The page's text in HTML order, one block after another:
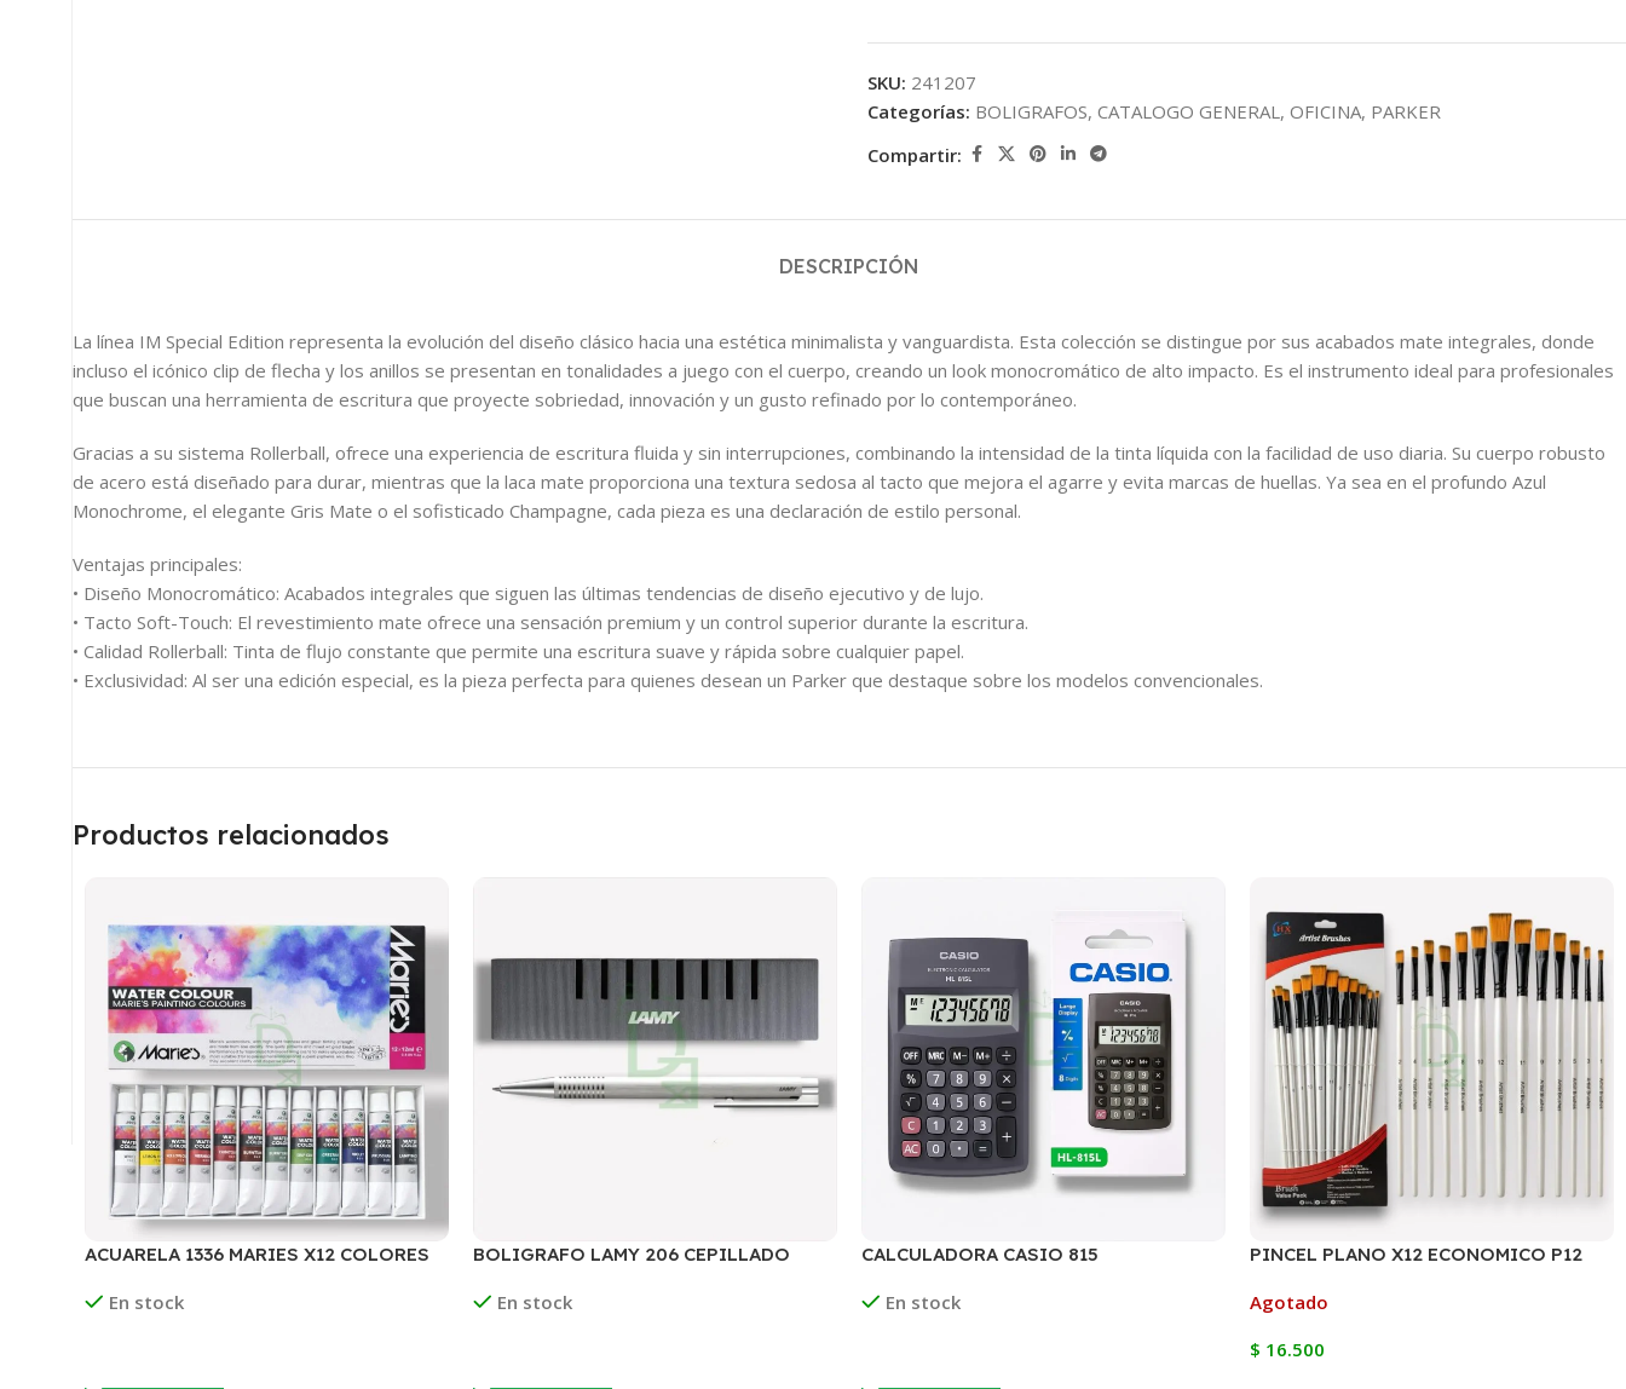
SKU: 241207
Categorías: BOLIGRAFOS, CATALOGO GENERAL, OFICINA, PARKER
Compartir:
DESCRIPCIÓN
La línea IM Special Edition representa la evolución del diseño clásico hacia una estética minimalista y vanguardista. Esta colección se distingue por sus acabados mate integrales, donde
incluso el icónico clip de flecha y los anillos se presentan en tonalidades a juego con el cuerpo, creando un look monocromático de alto impacto. Es el instrumento ideal para profesionales
que buscan una herramienta de escritura que proyecte sobriedad, innovación y un gusto refinado por lo contemporáneo.
Gracias a su sistema Rollerball, ofrece una experiencia de escritura fluida y sin interrupciones, combinando la intensidad de la tinta líquida con la facilidad de uso diaria. Su cuerpo robusto
de acero está diseñado para durar, mientras que la laca mate proporciona una textura sedosa al tacto que mejora el agarre y evita marcas de huellas. Ya sea en el profundo Azul
Monochrome, el elegante Gris Mate o el sofisticado Champagne, cada pieza es una declaración de estilo personal.
Ventajas principales:
• Diseño Monocromático: Acabados integrales que siguen las últimas tendencias de diseño ejecutivo y de lujo.
• Tacto Soft-Touch: El revestimiento mate ofrece una sensación premium y un control superior durante la escritura.
• Calidad Rollerball: Tinta de flujo constante que permite una escritura suave y rápida sobre cualquier papel.
• Exclusividad: Al ser una edición especial, es la pieza perfecta para quienes desean un Parker que destaque sobre los modelos convencionales.
Productos relacionados
ACUARELA 1336 MARIES X12 COLORES
En stock
BOLIGRAFO LAMY 206 CEPILLADO
En stock
CALCULADORA CASIO 815
En stock
PINCEL PLANO X12 ECONOMICO P12
Agotado
$ 16.500